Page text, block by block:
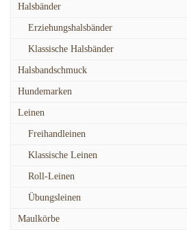
Halsbänder
Erziehungshalsbänder
Klassische Halsbänder
Halsbandschmuck
Hundemarken
Leinen
Freihandleinen
Klassische Leinen
Roll-Leinen
Übungsleinen
Maulkörbe